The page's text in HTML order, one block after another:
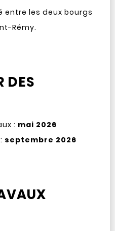
les deux bourgs
Rémy.
DES
: mai 2026
septembre 2026